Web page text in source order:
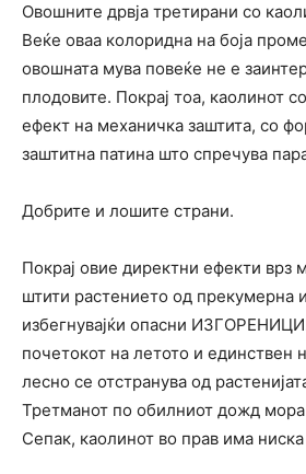
Овошните дрвја третирани со
Веќе оваа колоридна на боја
овошната мува повеќе не е
плодовите. Покрај тоа, каолинот
ефект на механичка заштита, со
заштитна патина што спречува
Добрите и лошите страни.
Покрај овие директни ефекти врз
штити растението од прекумерна
избегнувајќи опасни
почетокот на летото и единствен
лесно се отстранува од
Третманот по обилниот дожд
Сепак, каолинот во прав има